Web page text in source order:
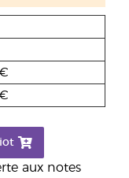
aux notes